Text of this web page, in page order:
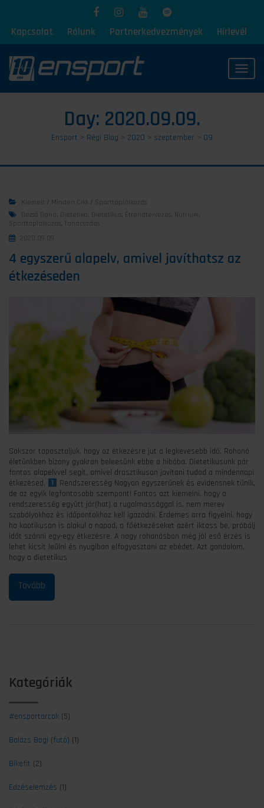
Kapcsolat Rólunk Partnerkedvezmények Hírlevél
Day: 2020.09.09.
Ensport > Régi Blog > 2020 > szeptember > 09
Kiemelt / Minden Cikk / Sporttáplálkozás
Dezső Dana, Dietetika, Dietetikus, Étrendtervezés, Nutrium ,
Sporttáplálkozás, Tanácsadás
2020.09.09.
4 egyszerű alapelv, amivel javíthatsz az
étkezéseden
Sokszor tapasztaljuk, hogy az étkezésre jut a legkevesebb idő. Rohanó
életünkben bizony gyakran beleesünk ebbe a hibába. Dietetikusunk pár
fontos alapelvvel segít, amivel drasztikusan javítani tudod a mindennapi
étkezésed.
Rendszeresség Nagyon egyszerűnek és evidensnek tűnik,
de az egyik legfontosabb szempont! Fontos azt kiemelni, hogy a
rendszeresség együtt jár(hat) a rugalmassággal is, nem merev
szabályokhoz és időpontokhoz kell igazodni. Érdemes arra figyelni, hogy
ha kaotikusan is alakul a napod, a főétkezéseket azért iktass be, próbálj
időt szánni egy-egy étkezésre. A nagy rohanásban még jól eső érzés is
lehet kicsit leülni és nyugiban elfogyasztani az ebédet. Azt gondolom,
hogy a dietetikus
Kategóriák
#ensportarcok (5)
Balázs Bogi (futó) (1)
Bikefit (2)
Edzéselemzés (1)